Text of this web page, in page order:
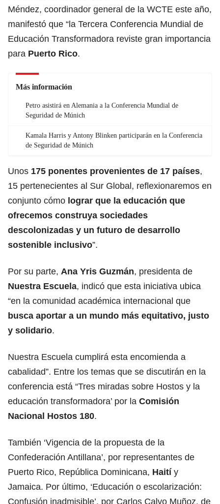
Méndez, coordinador general de la WCTE este año,
manifestó que “la Tercera Conferencia Mundial de
Educación Transformadora reviste gran importancia
para Puerto Rico.
Más información
Petro asistirá en Alemania a la Conferencia Mundial de
Seguridad de Múnich
Kamala Harris y Antony Blinken participarán en la Conferencia
de Seguridad de Múnich
Unos 175 ponentes provenientes de 17 países,
15 pertenecientes al Sur Global, reflexionaremos en
conjunto cómo lograr que la educación que
ofrecemos construya sociedades
descolonizadas y un futuro de desarrollo
sostenible inclusivo”.
Por su parte, Ana Yris Guzmán, presidenta de
Nuestra Escuela, indicó que esta iniciativa ubica
“en la comunidad académica internacional que
busca aportar a un mundo más equitativo, justo
y solidario.
Nuestra Escuela cumplirá esta encomienda a
cabalidad”. Entre los temas que se discutirán en la
conferencia está “Tres miradas sobre Hostos y la
educación transformadora’ por la Comisión
Nacional Hostos 180.
También ‘Vigencia de la propuesta de la
Confederación Antillana’, por representantes de
Puerto Rico, República Dominicana, Haitíy
Jamaica. Por último, ‘Educación o escolarización:
Confusión inadmisible’, por Carlos Calvo Muñoz, de